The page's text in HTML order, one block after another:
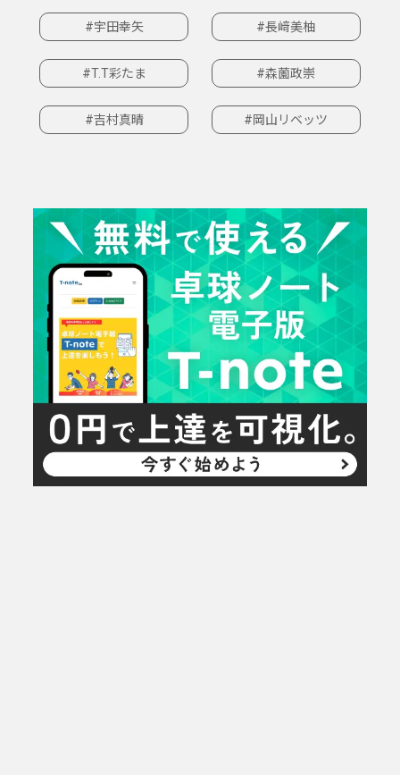
#宇田幸矢 #長﨑美柚
#T.T彩たま #森薗政崇
#吉村真晴 #岡山リベッツ